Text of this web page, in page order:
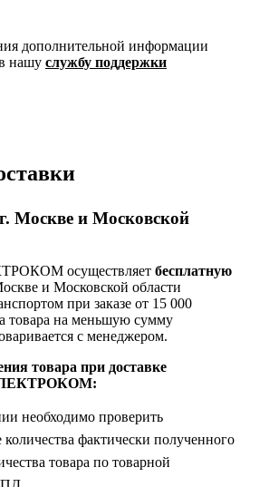
дополнительной информации
нашу службу поддержки
Москве и Московской
осуществляет бесплатную
и Московской области
при заказе от 15 000
товара на меньшую сумму
с менеджером.
товара при доставке
необходимо проверить
количества фактически полученного
товара по товарной